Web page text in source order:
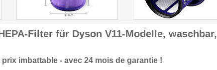
Filter für Dyson V11-Modelle, waschbar,
imbattable - avec 24 mois de garantie !